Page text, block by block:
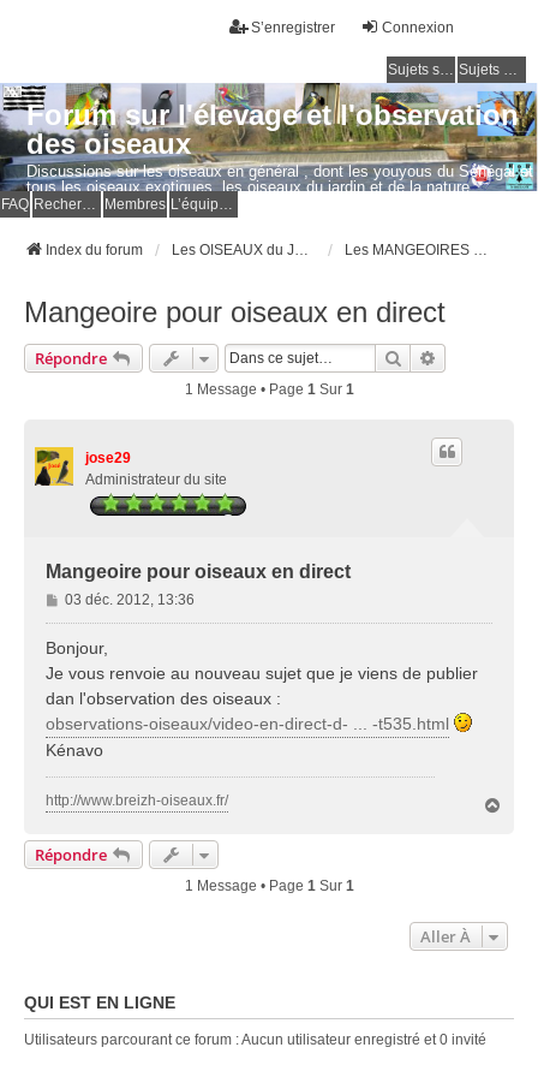
Connexion
S’enregistrer
Sujets sans réponse Sujets actifs
Forum sur l'élevage et l'observation
des oiseaux
Discussions sur les oiseaux en général , dont les youyous du Sénégal et
tous les oiseaux exotiques, les oiseaux du jardin et de la nature.
Questions, photos, expériences.
FAQ Membres
Index du forum
Mangeoire pour oiseaux en direct
Répondre Rechercher
1 Message • Page 1 Sur 1
jose29
Administrateur du site
Mangeoire pour oiseaux en direct
M
e
s
g
e
03 déc. 2012, 13:36
Bonjour,
Je vous renvoie au nouveau sujet que je viens de publier
dan l'observation des oiseaux :
observations-oiseaux/video-en-direct-d- ... -t535.html
Kénavo
http://www.breizh-oiseaux.fr/
Répondre
1 Message • Page 1Sur 1
Aller À
QUI EST EN LIGNE
Utilisateurs parcourant ce forum : Aucun utilisateur enregistré et 0 invité